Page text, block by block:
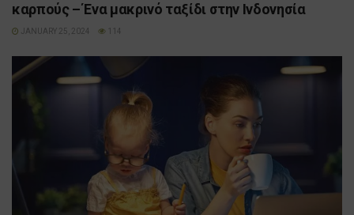
καρπούς – Ένα μακρινό ταξίδι στην Ινδονησία
JANUARY 25, 2024 114